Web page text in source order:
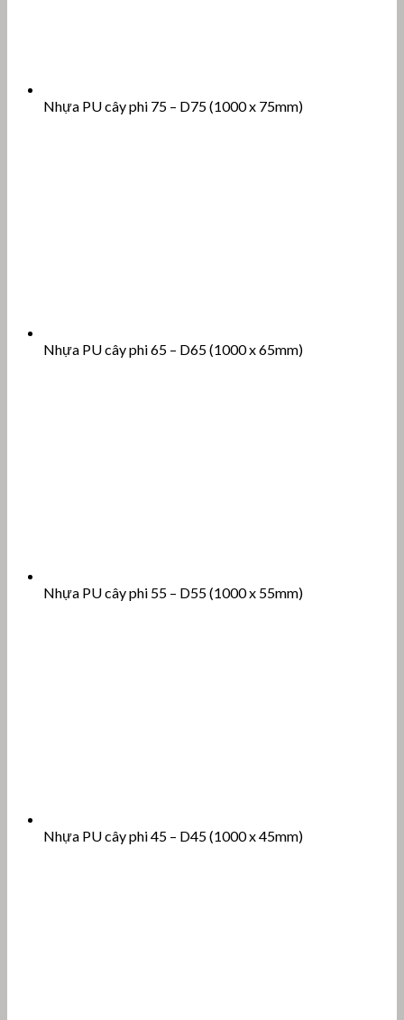
Nhựa PU cây phi 75 – D75 (1000 x 75mm)
Nhựa PU cây phi 65 – D65 (1000 x 65mm)
Nhựa PU cây phi 55 – D55 (1000 x 55mm)
Nhựa PU cây phi 45 – D45 (1000 x 45mm)